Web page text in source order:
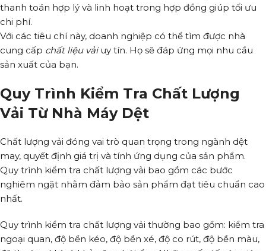
thanh toán hợp lý và linh hoạt trong hợp đồng giúp tối ưu
chi phí.
Với các tiêu chí này, doanh nghiệp có thể tìm được nhà
cung cấp chất liệu vảiuy tín. Họ sẽ đáp ứng mọi nhu cầu
sản xuất của bạn.
Quy Trình Kiểm Tra Chất Lượng
Vải Từ Nhà Máy Dệt
Chất lượng vải đóng vai trò quan trọng trong ngành dệt
may, quyết định giá trị và tính ứng dụng của sản phẩm.
Quy trình kiểm tra chất lượng vải bao gồm các bước
nghiêm ngặt nhằm đảm bảo sản phẩm đạt tiêu chuẩn cao
nhất.
Quy trình kiểm tra chất lượng vải thường bao gồm: kiểm tra
ngoại quan, độ bền kéo, độ bền xé, độ co rút, độ bền màu,